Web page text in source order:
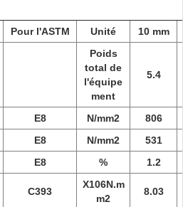
Pour l'ASTM Unité 10 mm
Poids
total de
l'équipe
ment
5.4
E8 N/mm2
806
E8 N/mm2
531
E8 % 1.2
C393
X106N.m
m2
8.03